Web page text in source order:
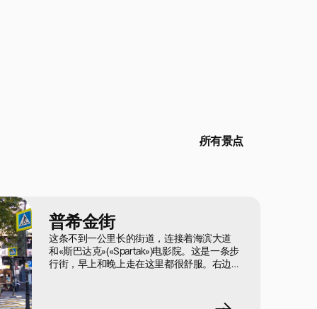
所有景点
普希金街
这条不到一公里长的街道，连接着海滨大道
和«斯巴达克»(«Spartak»)电影院。这是一条步
行街，早上和晚上走在这里都很舒服。右边是